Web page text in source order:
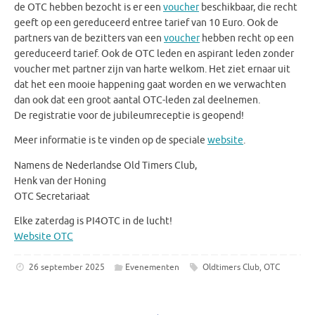
de OTC hebben bezocht is er een voucherbeschikbaar, die recht
geeft op een gereduceerd entree tarief van 10 Euro.Ook de
partners van de bezitters van een voucherhebben recht op een
gereduceerd tarief. Ook de OTC leden en aspirant leden zonder
voucher met partner zijn van harte welkom. Het ziet ernaar uit
dat het een mooie happening gaat worden en we verwachten
dan ook dat een groot aantal OTC-leden zal deelnemen.
De registratie voor de jubileumreceptie is geopend!
Meer informatie is te vinden op de speciale website.
Namens de Nederlandse Old Timers Club,
Henk van der Honing
OTC Secretariaat
Elke zaterdag is PI4OTC in de lucht!
Website OTC
26 september 2025 Evenementen Oldtimers Club, OTC